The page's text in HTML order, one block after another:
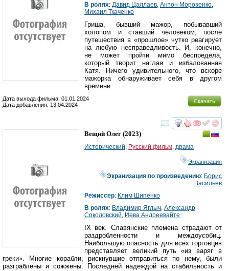
В ролях: Давид Цаллаев Антон Морозенко
Михаил Ткаченко
Гриша, бывший мажор, побывавший
холопом и ставший человеком, после
путешествия в «прошлое» чутко реагирует
на любую несправедливость. И, конечно,
не может пройти мимо беспредела,
который творит наглая и избалованная
Катя. Ничего удивительного, что вскоре
мажорка обнаруживает себя в другом
времени.
Скачать
Дата выхода фильма: 01.01.2024
Дата добавления: 13.04.2024
смотреть
Вещий Олег (2023)
Исторический Русский фильм драма
Экранизация
Экранизация по произведению: Борис
Васильев
Режиссер: Клим Шипенко
В ролях: Владимир Яглыч Александр
Соколовский Иева Андреевайте
IX век. Славянские племена страдают от
раздробленности и междоусобиц.
Наибольшую опасность для всех торговцев
представляет великий путь «из варяг в
греки». Многие корабли, рискнувшие отправиться по нему, были
разграблены и сожжены. Последней надеждой на стабильность и